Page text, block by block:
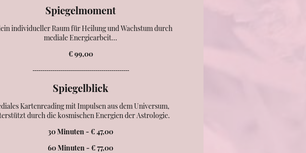
Spiegelmoment
individueller Raum für Heilung und Wachstum durch
mediale Energiearbeit...
€ 99,00
-------------------------------------------------
Spiegelblick
Kartenreading mit Impulsen aus dem Universum,
durch die kosmischen Energien der Astrologie.
30 Minuten - € 47,00
60 Minuten - € 77,00